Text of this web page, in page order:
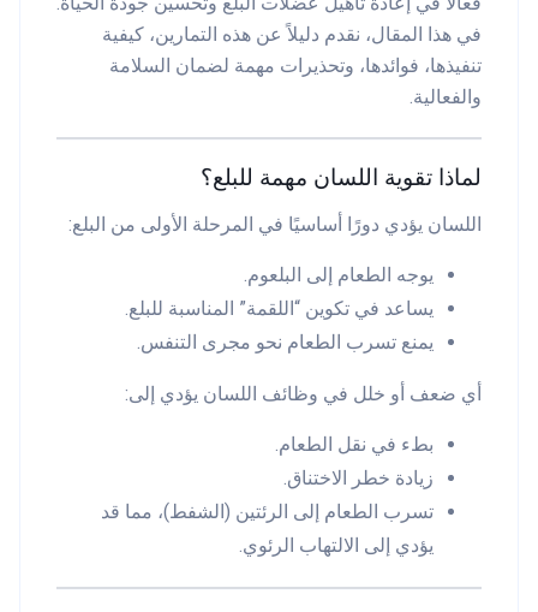
في هذا المقال، نقدم دليلاً عن هذه التمارين، كيفية
تنفيذها، فوائدها، وتحذيرات مهمة لضمان السلامة
والفعالية.
لماذا تقوية اللسان مهمة للبلع؟
اللسان يؤدي دورًا أساسيًا في المرحلة الأولى من البلع:
يوجه الطعام إلى البلعوم.
يساعد في تكوين “اللقمة” المناسبة للبلع.
يمنع تسرب الطعام نحو مجرى التنفس.
أي ضعف أو خلل في وظائف اللسان يؤدي إلى:
بطء في نقل الطعام.
زيادة خطر الاختناق.
تسرب الطعام إلى الرئتين (الشفط)، مما قد
يؤدي إلى الالتهاب الرئوي.